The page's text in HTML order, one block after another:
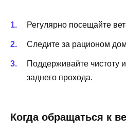
Регулярно посещайте
Следите за рационом
Поддерживайте чистоту
заднего прохода.
Когда обращаться к